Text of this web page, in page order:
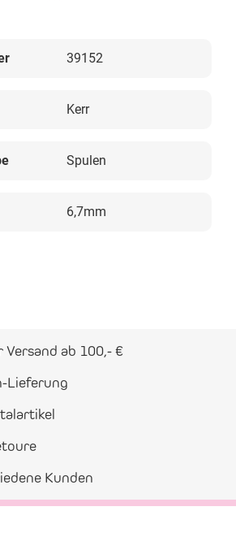
39152
Kerr
Spulen
6,7mm
Versand ab 100,- €
Lieferung
Kunden